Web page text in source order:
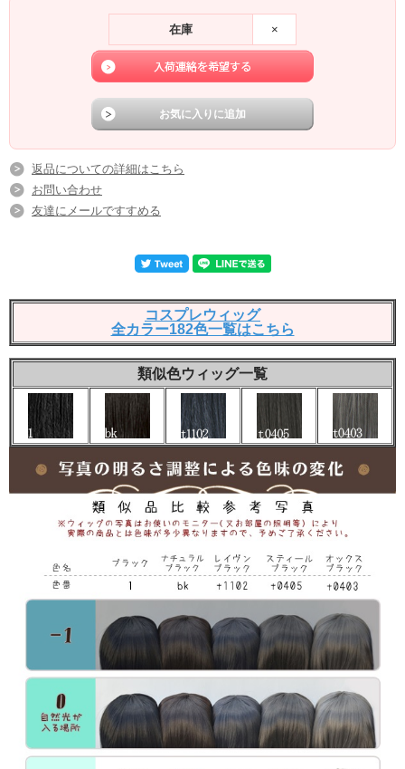
在庫 ×
返品についての詳細はこちら
お問い合わせ
友達にメールですすめる
コスプレウィッグ
全カラー182色一覧はこちら
類似色ウィッグ一覧